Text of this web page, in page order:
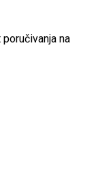
na